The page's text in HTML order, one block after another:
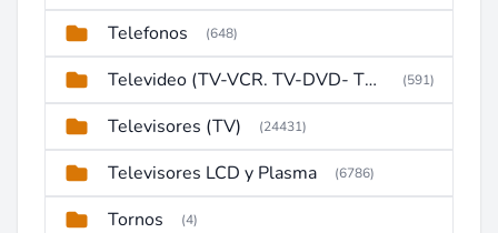
Telefonos (648)
Televideo (TV-VCR. TV-DVD- TV-DVD-VCR) (591)
Televisores (TV) (24431)
Televisores LCD y Plasma (6786)
Tornos (4)